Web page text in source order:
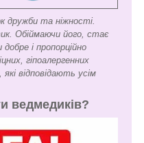
дружби та ніжності.
Обіймаючи його, стає
і пропорційно
гіпоалергенних
відповідають усім
ведмедиків?